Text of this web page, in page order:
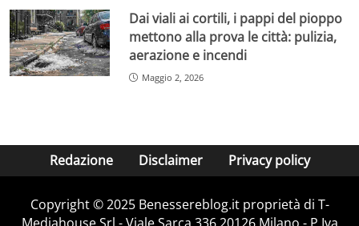
Dai viali ai cortili, i pappi del pioppo
mettono alla prova le città: pulizia,
aerazione e incendi
Maggio 2, 2026
Redazione Disclaimer Privacy policy
Copyright © 2025 Benessereblog.it proprietà di T-